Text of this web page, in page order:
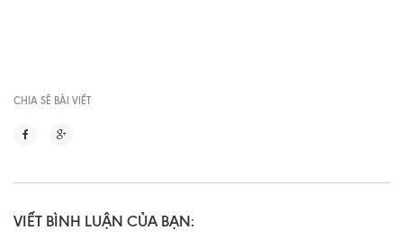
CHIA SẼ BÀI VIẾT
VIẾT BÌNH LUẬN CỦA BẠN: